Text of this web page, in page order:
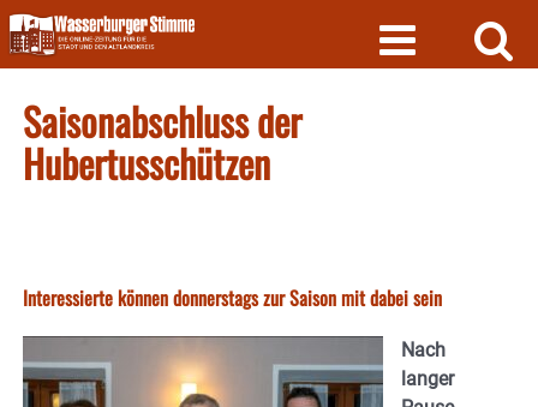
Skip
to
content
Saisonabschluss der
Hubertusschützen
Interessierte können donnerstags zur Saison mit dabei sein
Nach
langer